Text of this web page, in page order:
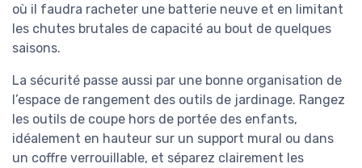
où il faudra racheter une batterie neuve et en limitant
les chutes brutales de capacité au bout de quelques
saisons.
La sécurité passe aussi par une bonne organisation de
l’espace de rangement des outils de jardinage. Rangez
les outils de coupe hors de portée des enfants,
idéalement en hauteur sur un support mural ou dans
un coffre verrouillable, et séparez clairement les